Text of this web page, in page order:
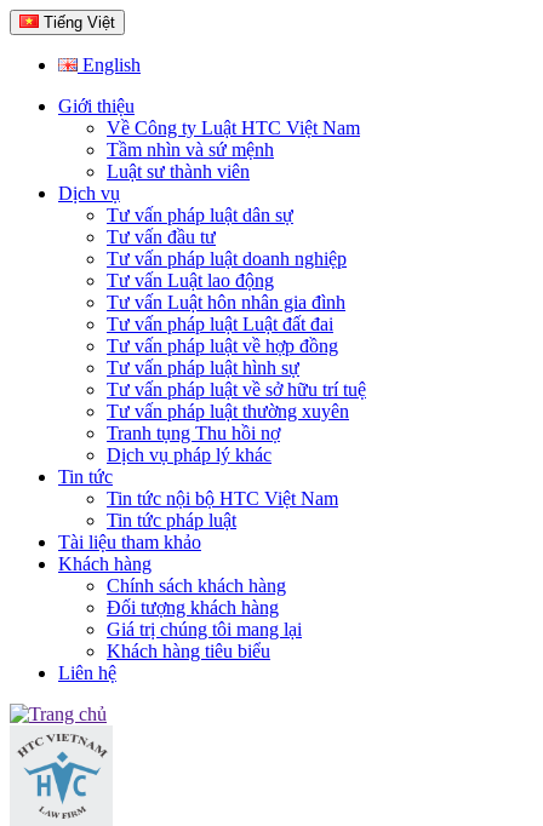
Tiếng Việt
English
Giới thiệu
Về Công ty Luật HTC Việt Nam
Tầm nhìn và sứ mệnh
Luật sư thành viên
Dịch vụ
Tư vấn pháp luật dân sự
Tư vấn đầu tư
Tư vấn pháp luật doanh nghiệp
Tư vấn Luật lao động
Tư vấn Luật hôn nhân gia đình
Tư vấn pháp luật Luật đất đai
Tư vấn pháp luật về hợp đồng
Tư vấn pháp luật hình sự
Tư vấn pháp luật về sở hữu trí tuệ
Tư vấn pháp luật thường xuyên
Tranh tụng Thu hồi nợ
Dịch vụ pháp lý khác
Tin tức
Tin tức nội bộ HTC Việt Nam
Tin tức pháp luật
Tài liệu tham khảo
Khách hàng
Chính sách khách hàng
Đối tượng khách hàng
Giá trị chúng tôi mang lại
Khách hàng tiêu biểu
Liên hệ